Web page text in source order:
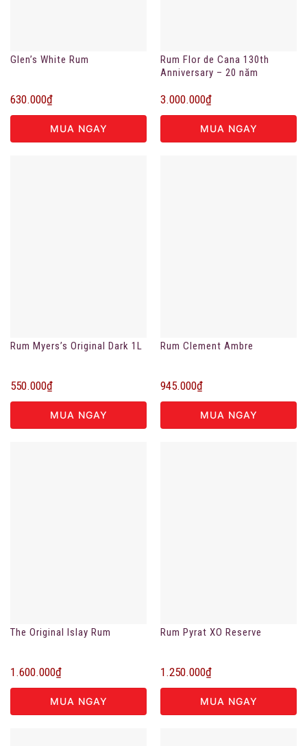
Glen’s White Rum
630.000₫
MUA NGAY
Rum Flor de Cana 130th
Anniversary – 20 năm
3.000.000₫
MUA NGAY
Rum Myers’s Original Dark 1L
550.000₫
MUA NGAY
Rum Clement Ambre
945.000₫
MUA NGAY
The Original Islay Rum
1.600.000₫
MUA NGAY
Rum Pyrat XO Reserve
1.250.000₫
MUA NGAY